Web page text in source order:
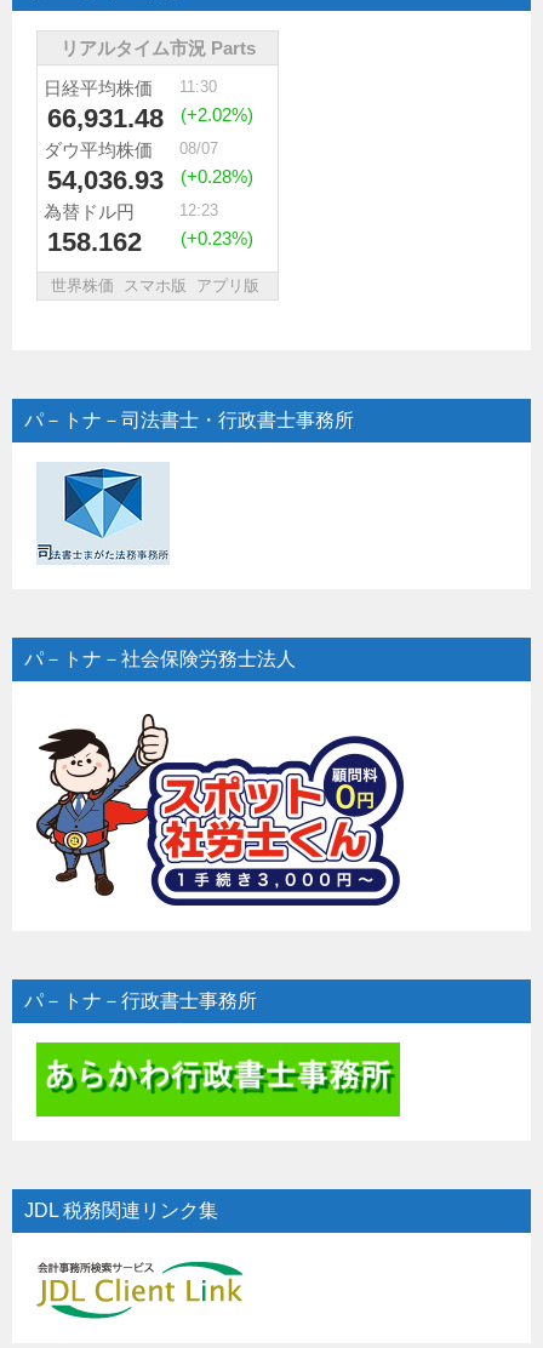
パ－トナ－司法書士・行政書士事務所
パ－トナ－社会保険労務士法人
パ－トナ－行政書士事務所
JDL 税務関連リンク集